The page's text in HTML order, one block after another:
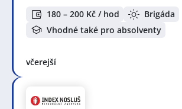
180 – 200 Kč / hod
Brigáda
Vhodné také pro absolventy
včerejší